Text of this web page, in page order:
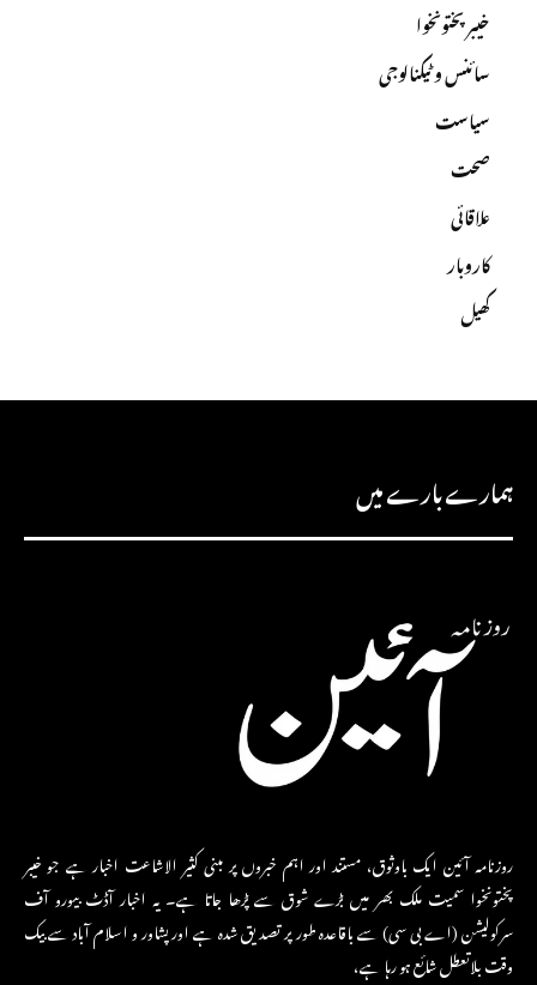
خیبرپختونخوا
سائنس و ٹیکنالوجی
سیاست
صحت
علاقائی
کاروبار
کھیل
ہمارے بارے میں
روزنامہ آئین ایک باوثوق، مستند اور اہم خبروں پر مبنی کثیر الاشاعت اخبار ہے جو خیبر
پختونخوا سمیت ملک بھر میں بڑے شوق سے پڑھا جاتا ہے۔ یہ اخبار آڈٹ بیورو آف
سرکولیشن (اے بی سی) سے باقاعدہ طور پر تصدیق شدہ ہے اور پشاور و اسلام آباد سے بیک
وقت بلاتعطل شائع ہو رہا ہے،